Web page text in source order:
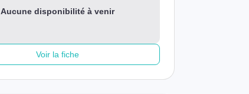
Aucune disponibilité à venir
Voir la fiche